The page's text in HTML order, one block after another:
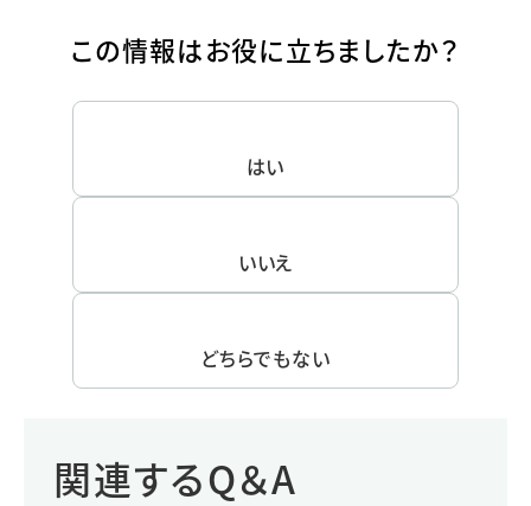
この情報はお役に立ちましたか？
はい
いいえ
どちらでもない
関連するQ＆A